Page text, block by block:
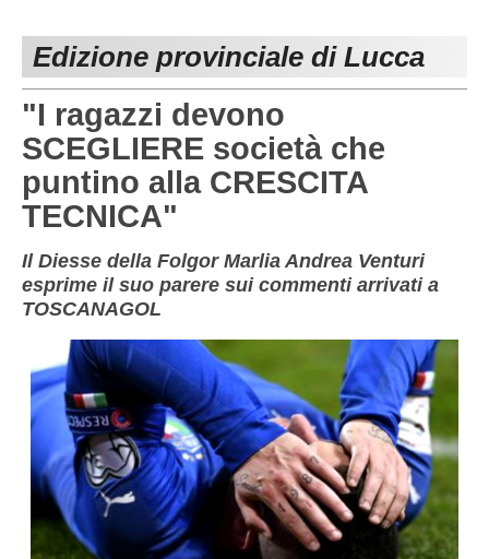
GROSSETO
LIVORNO
LUCCA
MASSA CARRARA
PISA
PISTOIA
PRATO
SIENA
Carica la tua Rosa
Le iniziative di TOSCANA GOL
Beach soccer
Rappresentative regionali e provinciali
FIGC Toscana
Calcio femminile
Calcio a 5
Societa' piu'
Amatori AICS Lucca
NAZIONALI
Edizione provinciale di Lucca
"I ragazzi devono
SCEGLIERE società che
puntino alla CRESCITA
TECNICA"
Il Diesse della Folgor Marlia Andrea Venturi
esprime il suo parere sui commenti arrivati a
TOSCANAGOL